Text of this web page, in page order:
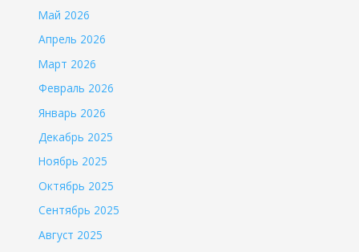
Май 2026
Апрель 2026
Март 2026
Февраль 2026
Январь 2026
Декабрь 2025
Ноябрь 2025
Октябрь 2025
Сентябрь 2025
Август 2025